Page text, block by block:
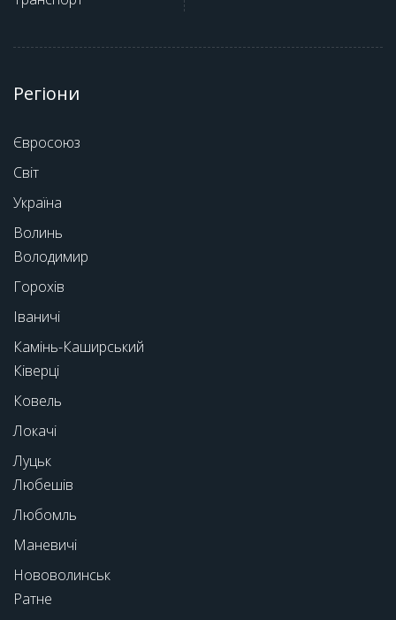
Регіони
Євросоюз
Світ
Україна
Волинь
Володимир
Горохів
Іваничі
Камінь-Каширський
Ківерці
Ковель
Локачі
Луцьк
Любешів
Любомль
Маневичі
Нововолинськ
Ратне